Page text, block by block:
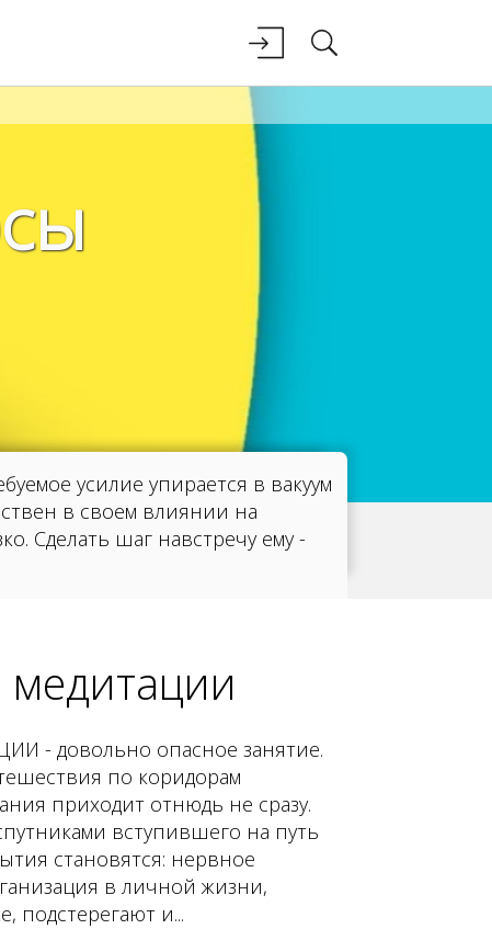
усилие упирается в вакуум
в своем влиянии на
Сделать шаг навстречу ему -
медитации
- довольно опасное занятие.
по коридорам
приходит отнюдь не сразу.
вступившего на путь
становятся: нервное
в личной жизни,
подстерегают и...